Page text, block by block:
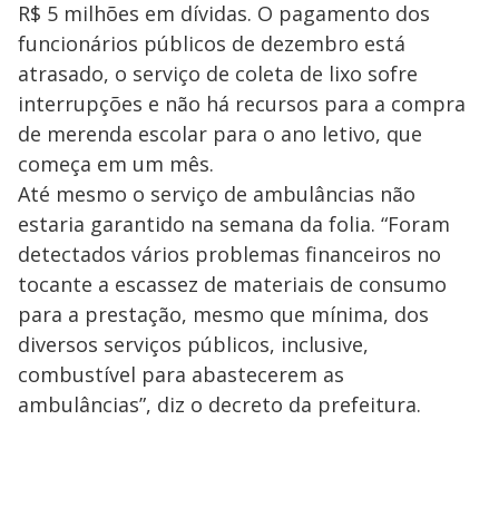
R$ 5 milhões em dívidas. O pagamento dos
funcionários públicos de dezembro está
atrasado, o serviço de coleta de lixo sofre
interrupções e não há recursos para a compra
de merenda escolar para o ano letivo, que
começa em um mês.
Até mesmo o serviço de ambulâncias não
estaria garantido na semana da folia. “Foram
detectados vários problemas financeiros no
tocante a escassez de materiais de consumo
para a prestação, mesmo que mínima, dos
diversos serviços públicos, inclusive,
combustível para abastecerem as
ambulâncias”, diz o decreto da prefeitura.